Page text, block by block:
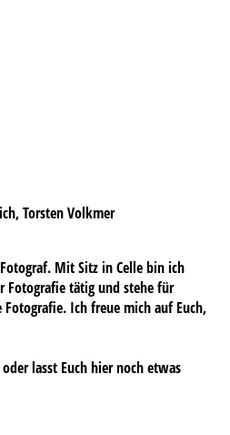
Mit Sitz in Celle bin ich
Fotografie tätig und stehe für
Ich freue mich auf Euch,
lasst Euch hier noch etwas